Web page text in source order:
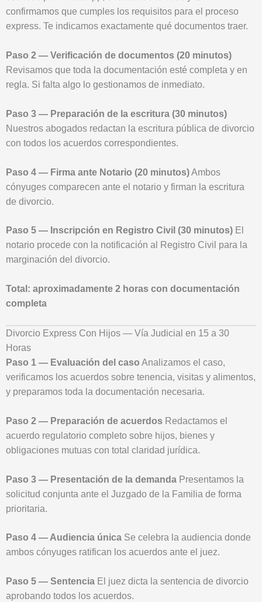
confirmamos que cumples los requisitos para el proceso
express. Te indicamos exactamente qué documentos traer.
Paso 2 — Verificación de documentos (20 minutos)
Revisamos que toda la documentación esté completa y en
regla. Si falta algo lo gestionamos de inmediato.
Paso 3 — Preparación de la escritura (30 minutos)
Nuestros abogados redactan la escritura pública de divorcio
con todos los acuerdos correspondientes.
Paso 4 — Firma ante Notario (20 minutos)Ambos
cónyuges comparecen ante el notario y firman la escritura
de divorcio.
Paso 5 — Inscripción en Registro Civil (30 minutos) El
notario procede con la notificación al Registro Civil para la
marginación del divorcio.
Total: aproximadamente 2 horas con documentación
completa
Divorcio Express Con Hijos — Vía Judicial en 15 a 30
Horas
Paso 1 — Evaluación del caso Analizamos el caso,
verificamos los acuerdos sobre tenencia, visitas y alimentos,
y preparamos toda la documentación necesaria.
Paso 2 — Preparación de acuerdos Redactamos el
acuerdo regulatorio completo sobre hijos, bienes y
obligaciones mutuas con total claridad jurídica.
Paso 3 — Presentación de la demanda Presentamos la
solicitud conjunta ante el Juzgado de la Familia de forma
prioritaria.
Paso 4 — Audiencia única Se celebra la audiencia donde
ambos cónyuges ratifican los acuerdos ante el juez.
Paso 5 — Sentencia El juez dicta la sentencia de divorcio
aprobando todos los acuerdos.